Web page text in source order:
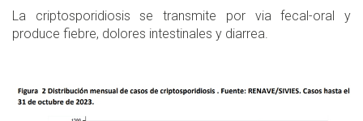
La criptosporidiosis se transmite por via fecal-oral y
produce fiebre, dolores intestinales y diarrea.